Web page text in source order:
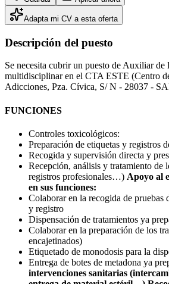
Adapta mi CV a esta oferta
Descripción del puesto
Se necesita cubrir un puesto de Auxiliar de
multidisciplinar en el CTA ESTE (Centro
Adicciones, Pza. Cívica, S/ N - 28037 -
FUNCIONES
Controles toxicológicos:
Preparación de etiquetas y registros
Recogida y supervisión directa y
Recepción, análisis y tratamiento de
registros profesionales…) Apoyo al
en sus funciones:
Colaborar en la recogida de pruebas
y registro
Dispensación de tratamientos ya
Colaborar en la preparación de los
encajetinados)
Etiquetado de monodosis para la
Entrega de botes de metadona ya
intervenciones sanitarias